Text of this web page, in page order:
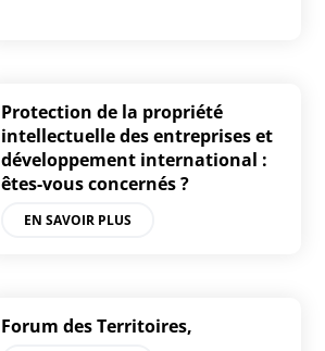
Protection de la propriété
intellectuelle des entreprises et
développement international :
êtes-vous concernés ?
EN SAVOIR PLUS
Forum des Territoires,